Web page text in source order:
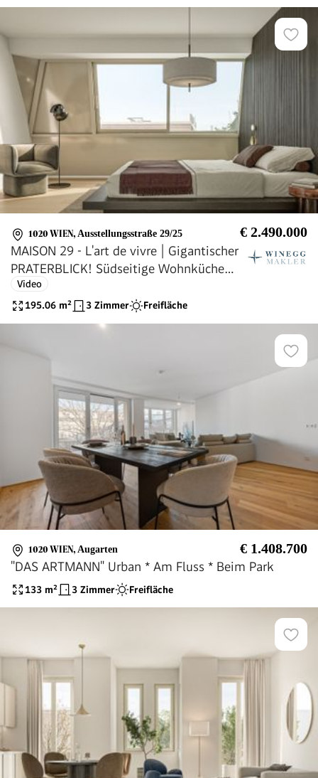
1020 WIEN, Ausstellungsstraße 29/25 € 2.490.000
MAISON 29 - L'art de vivre | Gigantischer
PRATERBLICK! Südseitige Wohnküche
mit charmantem Türmchen! 2 Terrassen
mit über 50 qm!
Video
195.06 m² 3 Zimmer Freifläche
1020 WIEN, Augarten € 1.408.700
"DAS ARTMANN" Urban * Am Fluss * Beim Park
133 m² 3 Zimmer Freifläche